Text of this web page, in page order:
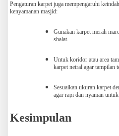
Pengaturan karpet juga mempengaruhi
kenyamanan masjid:
Gunakan karpet merah
shalat.
Untuk koridor atau area
karpet netral agar tampilan
Sesuaikan ukuran karpet
agar rapi dan nyaman untuk
Kesimpulan